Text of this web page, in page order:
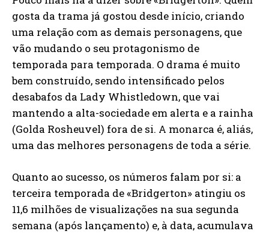
gosta da trama já gostou desde início, criando
uma relação com as demais personagens, que
vão mudando o seu protagonismo de
temporada para temporada. O drama é muito
bem construído, sendo intensificado pelos
desabafos da Lady Whistledown, que vai
mantendo a alta-sociedade em alerta e a rainha
(Golda Rosheuvel) fora de si. A monarca é, aliás,
uma das melhores personagens de toda a série.
Quanto ao sucesso, os números falam por si: a
terceira temporada de «Bridgerton» atingiu os
11,6 milhões de visualizações na sua segunda
semana (após lançamento) e, à data, acumulava